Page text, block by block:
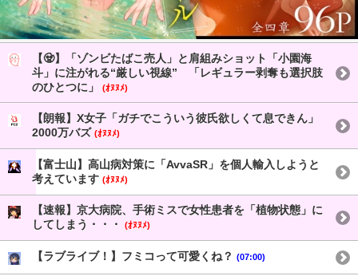
【🧟】「ゾンビたばこ売人」と肩組みショット「小園海
斗」に注がれる“厳しい視線” 「レギュラー剥奪も選択肢
のひとつに」
(ｵﾇﾇﾒ)
【朗報】X女子「ガチでこういう彼氏欲しくて息できん」
2000万バズ (ｵﾇﾇﾒ)
【富士山】高山病対策に「AvvaSR」を個人輸入しようと
考えています (ｵﾇﾇﾒ)
【速報】京大病院、手術ミスで女性患者を「植物状態」に
してしまう・・・
(ｵﾇﾇﾒ)
【ラブライブ！】フミコって可愛くね？ (07:00)